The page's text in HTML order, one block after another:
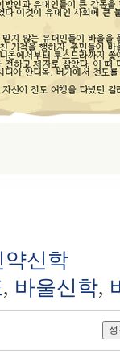
약신학
, 바울신학,